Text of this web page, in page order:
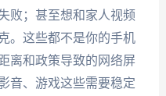
败；甚至想和家人视频
。这些都不是你的手机
离和政策导致的网络屏
音、游戏这些需要稳定